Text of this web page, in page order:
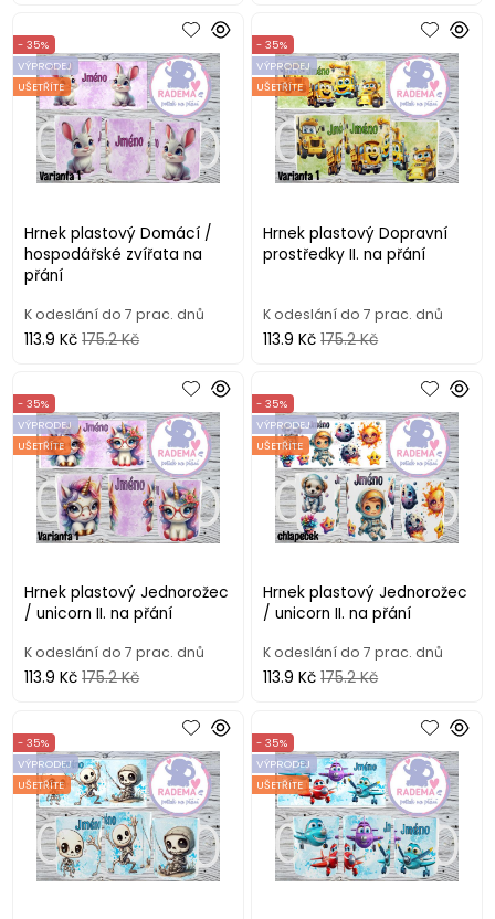
Hrnek plastový Domácí /
hospodářské zvířata na
přání
- 35%
VÝPRODEJ
UŠETŘÍTE
K odeslání do 7 prac. dnů
113.9 Kč 175.2 Kč
Hrnek plastový Dopravní
prostředky II. na přání
- 35%
VÝPRODEJ
UŠETŘÍTE
K odeslání do 7 prac. dnů
113.9 Kč 175.2 Kč
Hrnek plastový Jednorožec
/ unicorn II. na přání
- 35%
VÝPRODEJ
UŠETŘÍTE
K odeslání do 7 prac. dnů
113.9 Kč 175.2 Kč
Hrnek plastový Jednorožec
/ unicorn II. na přání
- 35%
VÝPRODEJ
UŠETŘÍTE
K odeslání do 7 prac. dnů
113.9 Kč 175.2 Kč
- 35%
VÝPRODEJ
UŠETŘÍTE
- 35%
VÝPRODEJ
UŠETŘÍTE